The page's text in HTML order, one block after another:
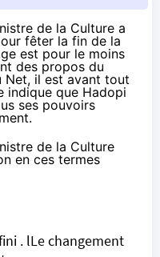
de la Culture a
fêter la fin de la
est pour le moins
des propos du
Net, il est avant tout
indique que Hadopi
ses pouvoirs
de la Culture
en ces termes
. lLe changement